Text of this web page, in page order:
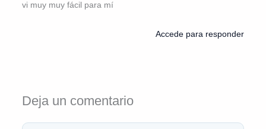
vi muy muy fácil para mí
Accede para responder
Deja un comentario